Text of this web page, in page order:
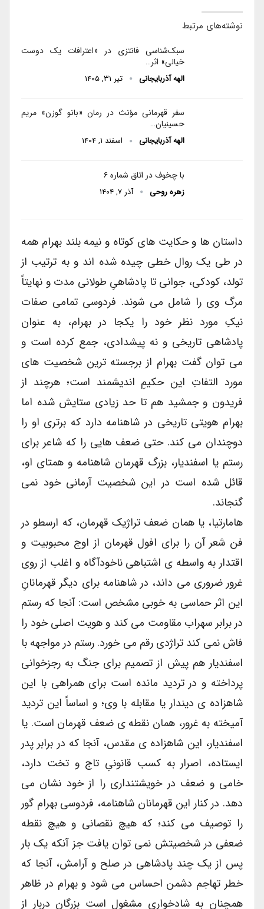
نوشته‌های مرتبط
سبک‌شناسی فانتزی در «اعترافات یک دوست
خیالی» اثر…
الهه آذربایجانی تیر ۳۱, ۱۴۰۵
سفر قهرمانی مؤنث در رمان «بانو گوزن» مریم
حسینیان…
الهه آذربایجانی اسفند ۱, ۱۴۰۴
با چخوف در اتاق شماره ۶
زهره روحی آذر ۷, ۱۴۰۴
داستان ها و حکایت های کوتاه و نیمه بلند بهرام همه
در طی یک روال خطی چیده شده اند و به ترتیب از
تولد، کودکی، جوانی تا پادشاهیِ طولانی مدت و نهایتاً
مرگ وی را شامل می شوند. فردوسی تمامی صفات
نیکِ مورد نظر خود را یکجا در بهرام، به عنوان
پادشاهی تاریخی و نه پیشدادی، جمع کرده است و
می توان گفت بهرام از برجسته ترین شخصیت های
مورد التفاتِ این حکیمِ اندیشمند است؛ هرچند از
فریدون و جمشید هم تا حد زیادی ستایش شده اما
بهرام هویتی تاریخی در شاهنامه دارد که برتری او را
دوچندان می کند. حتی ضعف هایی را که شاعر برای
رستم یا اسفندیار، بزرگ قهرمان شاهنامه و همتای او،
قائل شده است در این شخصیت آرمانی خود نمی
گنجاند.
هامارتیا، یا همان ضعف تراژیک قهرمان، که ارسطو در
فن شعر آن را برای افول قهرمان از اوج محبوبیت و
اقتدار به واسطه ی اشتباهی ناخودآگاه و اغلب از روی
غرور ضروری می داند، در شاهنامه برای دیگر قهرمانانِ
این اثر حماسی به خوبی مشخص است: آنجا که رستم
در برابر سهراب مقاومت می کند و هویت اصلی خود را
فاش نمی کند تراژدی رقم می خورد. رستم در مواجهه با
اسفندیار هم پیش از تصمیم برای جنگ به رجزخوانی
پرداخته و در تردید مانده است برای همراهی با این
شاهزاده ی دیندار یا مقابله با وی؛ و اساساً این تردید
آمیخته به غرور، همان نقطه ی ضعف قهرمان است. یا
اسفندیار، این شاهزاده ی مقدس، آنجا که در برابر پدر
ایستاده، اصرار به کسب قانونیِ تاج و تخت دارد،
خامی و ضعف در خویشتنداری را از خود نشان می
دهد. در کنار این قهرمانان شاهنامه، فردوسی بهرام گور
را توصیف می کند؛ که هیچ نقصانی و هیچ نقطه
ضعفی در شخصیتش نمی توان یافت جز آنکه یک بار
پس از یک چند پادشاهی در صلح و آرامش، آنجا که
خطر تهاجم دشمن احساس می شود و بهرام در ظاهر
همچنان به شادخواری مشغول است بزرگان دربار از